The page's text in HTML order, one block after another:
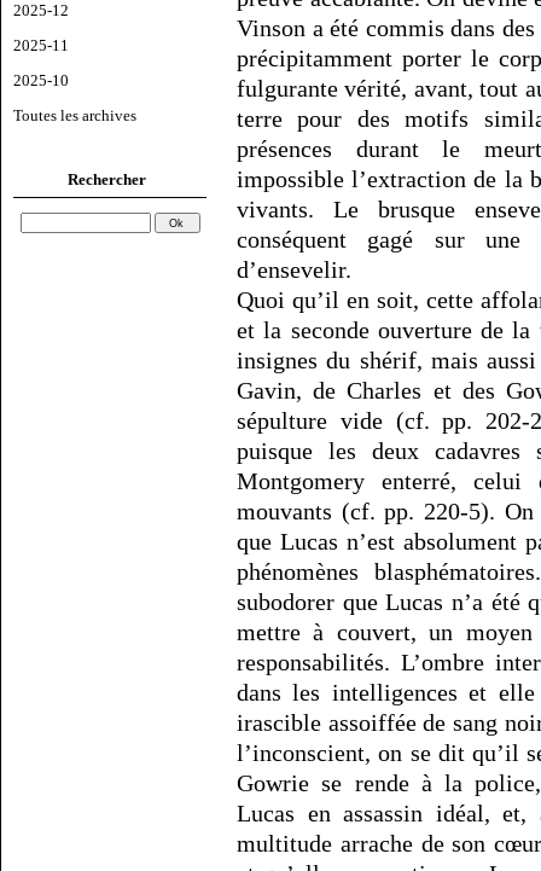
2025-12
2025-11
2025-10
Toutes les archives
Rechercher
Vinson a été commis dans
précipitamment porter le
fulgurante vérité, avant, tout
terre pour des motifs
présences durant le
impossible l’extraction de la
vivants. Le brusque
conséquent gagé sur
d’ensevelir.
Quoi qu’il en soit, cette
et la seconde ouverture de
insignes du shérif, mais
Gavin, de Charles et des
sépulture vide (cf. pp. 202-
puisque les deux cadavres
Montgomery enterré, celui
mouvants (cf. pp. 220-5).
que Lucas n’est
phénomènes
subodorer que Lucas n’a été
mettre à couvert, un
responsabilités. L’ombre
dans les intelligences et
irascible assoiffée de sang
l’inconscient, on se dit qu’il
Gowrie se rende à la
Lucas en assassin idéal,
multitude arrache de son